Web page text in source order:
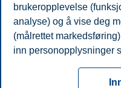
arne.carlsen@bi.no
Oslo
Personvern Cookies
brukeropplevelse
analyse) og å vise deg
(målrettet
inn personopplysninger
cookies som er